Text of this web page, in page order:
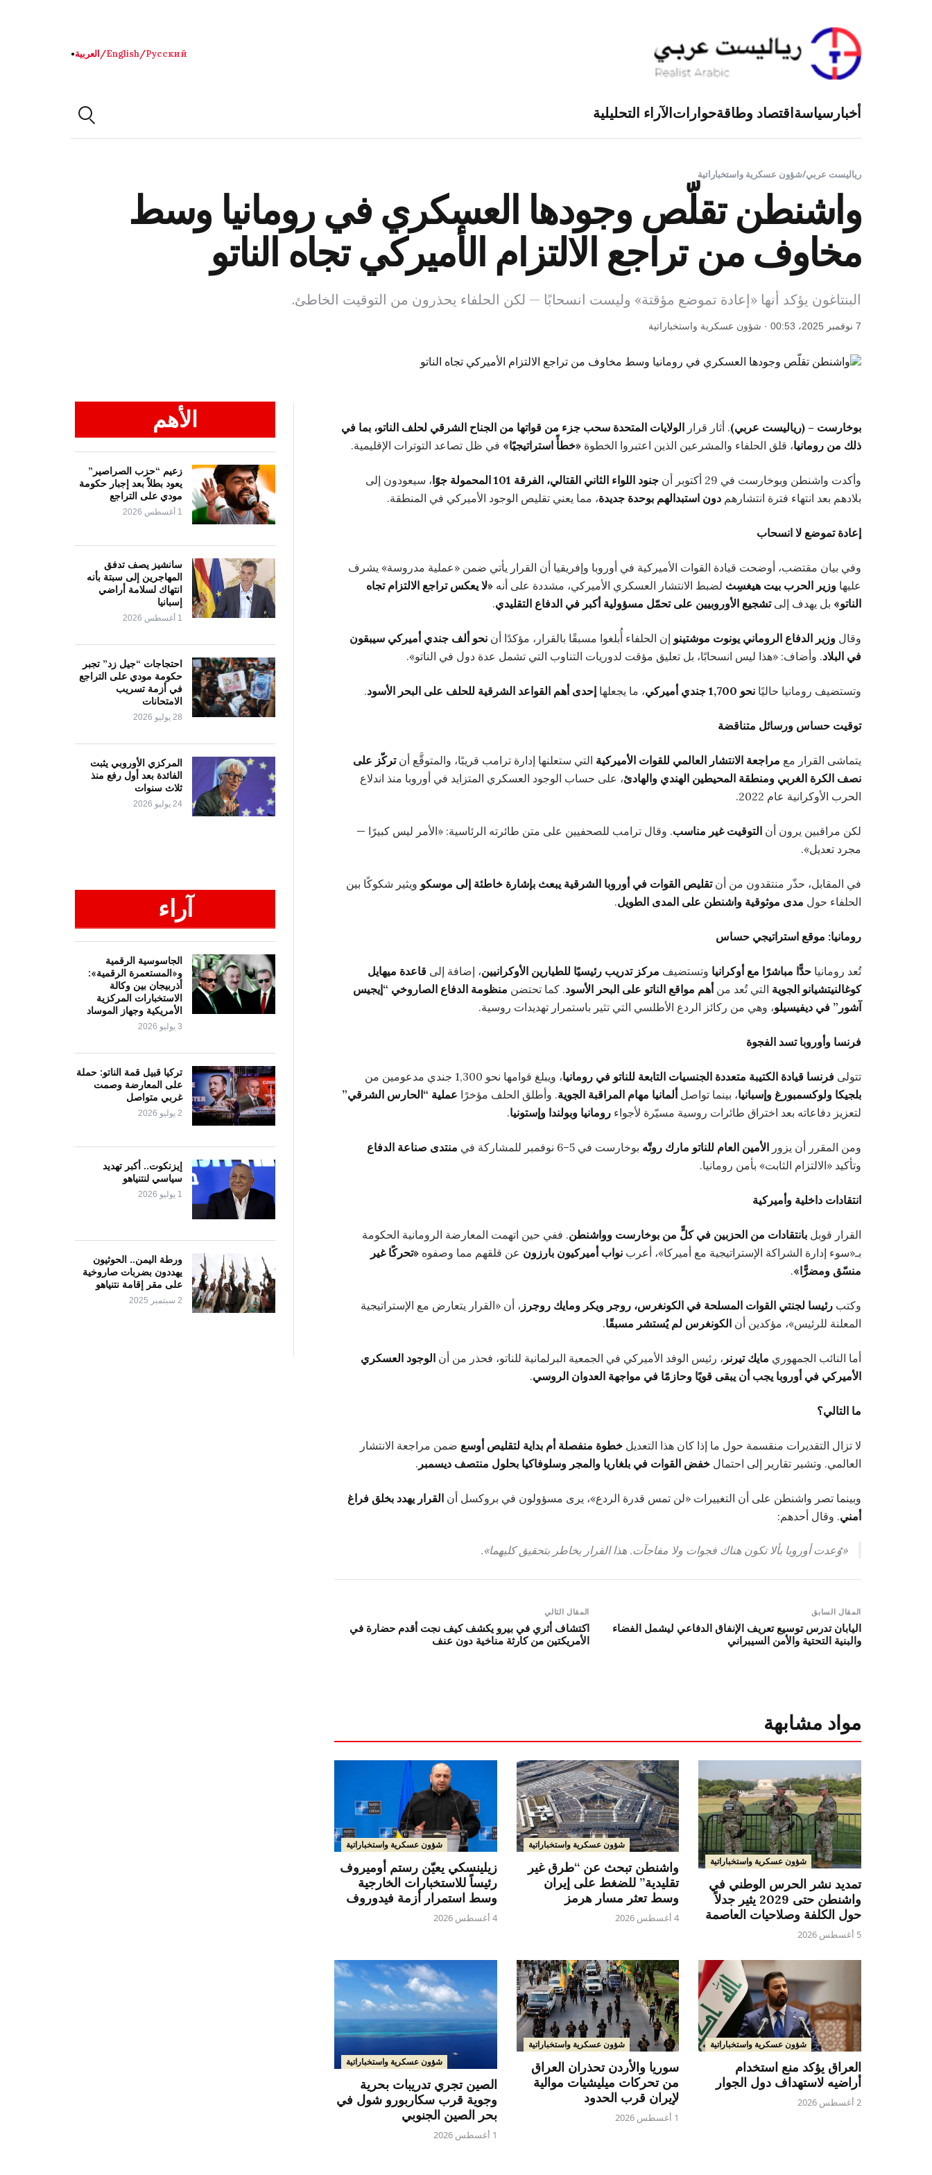
Русский
/
English
/العربية●
أخبار سياسةاقتصاد وطاقةحواراتالآراء التحليلية
رياليست عربي/شؤون عسكرية واستخباراتية
واشنطن تقلّص وجودها العسكري في رومانيا وسط
مخاوف من تراجع الالتزام الأميركي تجاه الناتو
البنتاغون يؤكد أنها «إعادة تموضع مؤقتة» وليست انسحابًا — لكن الحلفاء يحذرون من التوقيت الخاطئ.
7 نوفمبر 2025، 00:53 · شؤون عسكرية واستخباراتية
بوخارست – (رياليست عربي). أثار قرار الولايات المتحدة سحب جزء من قواتها من الجناح الشرقي لحلف الناتو، بما في
ذلك من رومانيا، قلق الحلفاء والمشرعين الذين اعتبروا الخطوة «خطأً استراتيجيًا» في ظل تصاعد التوترات الإقليمية.
وأكدت واشنطن وبوخارست في 29 أكتوبر أن جنود اللواء الثاني القتالي، الفرقة 101 المحمولة جوًا
، سيعودون إلى
بلادهم بعد انتهاء فترة انتشارهم دون استبدالهم بوحدة جديدة، مما يعني تقليص الوجود الأميركي في المنطقة.
إعادة تموضع لا انسحاب
وفي بيان مقتضب، أوضحت قيادة القوات الأميركية في أوروبا وإفريقيا أن القرار يأتي ضمن «عملية مدروسة» يشرف
عليها وزير الحرب بيت هيغسِث لضبط الانتشار العسكري الأميركي، مشددة على أنه «لا يعكس تراجع الالتزام تجاه
الناتو» بل يهدف إلىتشجيع الأوروبيين على تحمّل مسؤولية أكبر في الدفاع التقليدي.
وقال وزير الدفاع الروماني يونوت موشتينو إن الحلفاء أُبلغوا مسبقًا بالقرار، مؤكدًا أن نحو ألف جندي أميركي سيبقون
في البلاد. وأضاف: «هذا ليس انسحابًا، بل تعليق مؤقت لدوريات التناوب التي تشمل عدة دول في الناتو».
وتستضيف رومانيا حاليًا نحو 1,700 جندي أميركي ، ما يجعلها إحدى أهم القواعد الشرقية للحلف على البحر الأسود.
توقيت حساس ورسائل متناقضة
يتماشى القرار مع مراجعة الانتشار العالمي للقوات الأميركية التي ستعلنها إدارة ترامب قريبًا، والمتوقَّع أنتركّز على
نصف الكرة الغربي ومنطقة المحيطين الهندي والهادئ، على حساب الوجود العسكري المتزايد في أوروبا منذ اندلاع
الحرب الأوكرانية عام 2022.
لكن مراقبين يرون أن التوقيت غير مناسب. وقال ترامب للصحفيين على متن طائرته الرئاسية: «الأمر ليس كبيرًا —
مجرد تعديل».
في المقابل، حذّر منتقدون من أنتقليص القوات في أوروبا الشرقية يبعث بإشارة خاطئة إلى موسكو ويثير شكوكًا بين
الحلفاء حول مدى موثوقية واشنطن على المدى الطويل.
رومانيا: موقع استراتيجي حساس
تُعد رومانيا حدًّا مباشرًا مع أوكرانيا وتستضيف مركز تدريب رئيسيًا للطيارين الأوكرانيين، إضافة إلى قاعدة ميهايل
كوغالنيتشيانو الجوية التي تُعد من أهم مواقع الناتو على البحر الأسود. كما تحتضن منظومة الدفاع الصاروخي “إيجيس
آشور” في ديفيسيلو، وهي من ركائز الردع الأطلسي التي تثير باستمرار تهديدات روسية.
فرنسا وأوروبا تسد الفجوة
تتولى فرنسا قيادة الكتيبة متعددة الجنسيات التابعة للناتو في رومانيا، ويبلغ قوامها نحو 1,300 جندي مدعومين من
بلجيكا ولوكسمبورغ وإسبانيا، بينما تواصل ألمانيا مهام المراقبة الجوية. وأطلق الحلف مؤخرًا عملية “الحارس الشرقي”
لتعزيز دفاعاته بعد اختراق طائرات روسية مسيّرة لأجواء رومانيا وبولندا وإستونيا.
ومن المقرر أن يزور الأمين العام للناتو مارك روتّه بوخارست في 5–6 نوفمبر للمشاركة في
منتدى صناعة الدفاع
وتأكيد «الالتزام الثابت» بأمن رومانيا.
انتقادات داخلية وأميركية
القرار قوبل بانتقادات من الحزبين في كلٍّ من بوخارست وواشنطن. ففي حين اتهمت المعارضة الرومانية الحكومة
بـ«سوء إدارة الشراكة الإستراتيجية مع أميركا»، أعرب نواب أميركيون بارزون عن قلقهم مما وصفوه «تحركًا غير
منسّق ومضرًّا».
وكتب رئيسا لجنتي القوات المسلحة في الكونغرس، روجر ويكر ومايك روجرز ، أن «القرار يتعارض مع الإستراتيجية
المعلنة للرئيس»، مؤكدين أن الكونغرس لم يُستشر مسبقًا.
أما النائب الجمهوري مايك تيرنر ، رئيس الوفد الأميركي في الجمعية البرلمانية للناتو، فحذر من أن الوجود العسكري
الأميركي في أوروبا يجب أن يبقى قويًا وحازمًا في مواجهة العدوان الروسي.
ما التالي؟
لا تزال التقديرات منقسمة حول ما إذا كان هذا التعديل خطوة منفصلة أم بداية لتقليص أوسع ضمن مراجعة الانتشار
العالمي. وتشير تقارير إلى احتمال خفض القوات في بلغاريا والمجر وسلوفاكيا بحلول منتصف ديسمبر .
وبينما تصر واشنطن على أن التغييرات «لن تمس قدرة الردع»، يرى مسؤولون في بروكسل أن القرار يهدد بخلق فراغ
أمني. وقال أحدهم:
«وُعدت أوروبا بألا تكون هناك فجوات ولا مفاجآت. هذا القرار يخاطر بتحقيق كليهما».
المقال السابق
اليابان تدرس توسيع تعريف الإنفاق الدفاعي ليشمل الفضاء
والبنية التحتية والأمن السيبراني
المقال التالي
اكتشاف أثري في بيرو يكشف كيف نجت أقدم حضارة في
الأمريكتين من كارثة مناخية دون عنف
الأهم
زعيم “حزب الصراصير”
يعود بطلاً بعد إجبار حكومة
مودي على التراجع
1 أغسطس 2026
سانشيز يصف تدفق
المهاجرين إلى سبتة بأنه
انتهاك لسلامة أراضي
إسبانيا
1 أغسطس 2026
احتجاجات “جيل زد” تجبر
حكومة مودي على التراجع
في أزمة تسريب
الامتحانات
28 يوليو 2026
المركزي الأوروبي يثبت
الفائدة بعد أول رفع منذ
ثلاث سنوات
24 يوليو 2026
آراء
الجاسوسية الرقمية
و«المستعمرة الرقمية»:
أذربيجان بين وكالة
الاستخبارات المركزية
الأمريكية وجهاز الموساد
3 يوليو 2026
تركيا قبيل قمة الناتو: حملة
على المعارضة وصمت
غربي متواصل
2 يوليو 2026
إيزنكوت.. أكبر تهديد
سياسي لنتنياهو
1 يوليو 2026
ورطة اليمن.. الحوثيون
يهددون بضربات صاروخية
على مقر إقامة نتنياهو
2 سبتمبر 2025
مواد مشابهة
شؤون عسكرية واستخباراتية
تمديد نشر الحرس الوطني في
واشنطن حتى 2029 يثير جدلاً
حول الكلفة وصلاحيات العاصمة
5 أغسطس 2026
شؤون عسكرية واستخباراتية
واشنطن تبحث عن “طرق غير
تقليدية” للضغط على إيران
وسط تعثر مسار هرمز
4 أغسطس 2026
شؤون عسكرية واستخباراتية
زيلينسكي يعيّن رستم أوميروف
رئيساً للاستخبارات الخارجية
وسط استمرار أزمة فيدوروف
4 أغسطس 2026
شؤون عسكرية واستخباراتية
العراق يؤكد منع استخدام
أراضيه لاستهداف دول الجوار
2 أغسطس 2026
شؤون عسكرية واستخباراتية
سوريا والأردن تحذران العراق
من تحركات ميليشيات موالية
لإيران قرب الحدود
1 أغسطس 2026
شؤون عسكرية واستخباراتية
الصين تجري تدريبات بحرية
وجوية قرب سكاربورو شول في
بحر الصين الجنوبي
1 أغسطس 2026